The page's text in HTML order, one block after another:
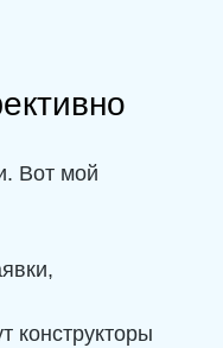
Вот мой
конструкторы